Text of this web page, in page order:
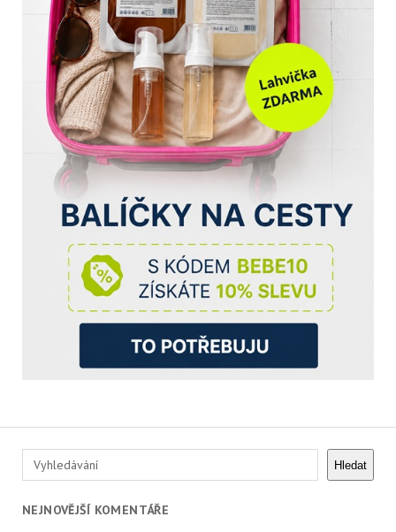
Hledat Hledat
NEJNOVĚJŠÍ KOMENTÁŘE